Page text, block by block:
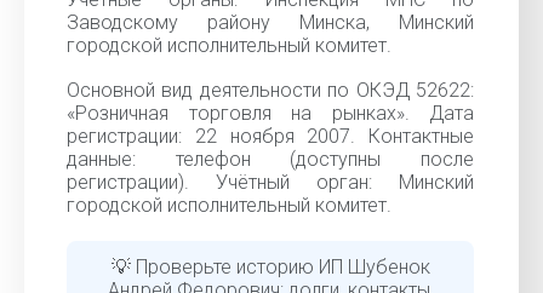
Заводскому району Минска, Минский
городской исполнительный комитет.
Основной вид деятельности по ОКЭД 52622:
«Розничная торговля на рынках». Дата
регистрации: 22 ноября 2007. Контактные
данные: телефон (доступны после
регистрации). Учётный орган: Минский
городской исполнительный комитет.
💡 Проверьте историю ИП Шубенок